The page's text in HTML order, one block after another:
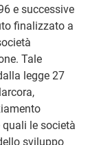
e successive
finalizzato a
Tale
legge 27
le società
sviluppo